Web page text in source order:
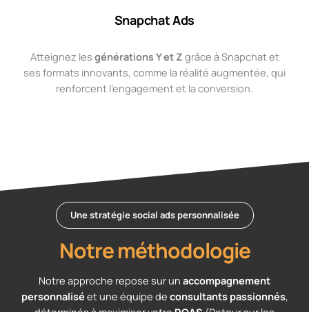
Snapchat Ads
Atteignez les générations Y et Z grâce à Snapchat et
ses formats innovants, comme la réalité augmentée, qui
renforcent l’engagement et la conversion.
Une stratégie social ads personnalisée
Notre méthodologie
Notre approche repose sur un accompagnement
personnaliséet une équipe de consultants passionnés,